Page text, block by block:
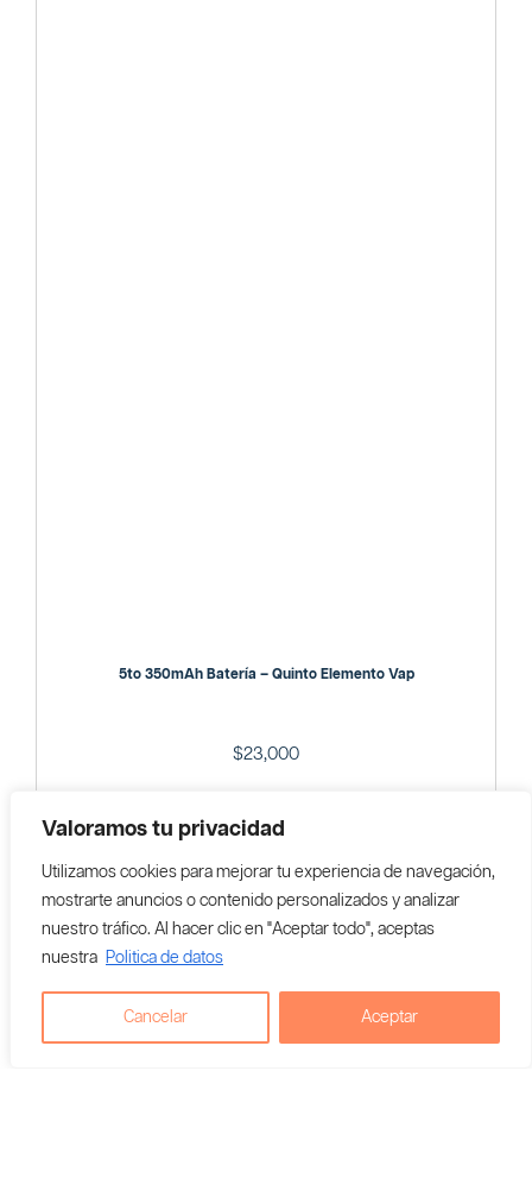
Valoramos tu privacidad
Utilizamos cookies para mejorar tu experiencia de navegación,
mostrarte anuncios o contenido personalizados y analizar
nuestro tráfico. Al hacer clic en "Aceptar todo", aceptas
nuestra Politica de datos
Cancelar Aceptar
5to 350mAh Batería – Quinto Elemento Vap
$23,000
Vendedor En Colombia:
Quinto Elemento Vap